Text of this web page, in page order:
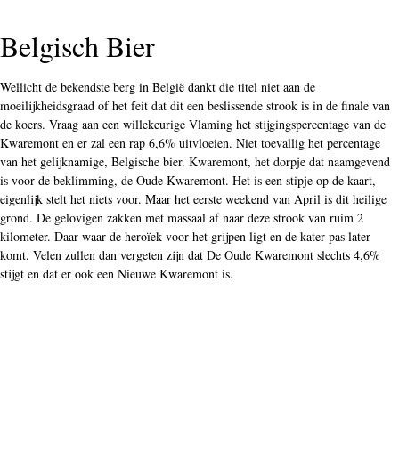
Belgisch Bier
Wellicht de bekendste berg in België dankt die titel niet aan de
moeilijkheidsgraad of het feit dat dit een beslissende strook is in de finale van
de koers. Vraag aan een willekeurige Vlaming het stijgingspercentage van de
Kwaremont en er zal een rap 6,6% uitvloeien. Niet toevallig het percentage
van het gelijknamige, Belgische bier. Kwaremont, het dorpje dat naamgevend
is voor de beklimming, de Oude Kwaremont. Het is een stipje op de kaart,
eigenlijk stelt het niets voor. Maar het eerste weekend van April is dit heilige
grond. De gelovigen zakken met massaal af naar deze strook van ruim 2
kilometer. Daar waar de heroïek voor het grijpen ligt en de kater pas later
komt. Velen zullen dan vergeten zijn dat De Oude Kwaremont slechts 4,6%
stijgt en dat er ook een Nieuwe Kwaremont is.